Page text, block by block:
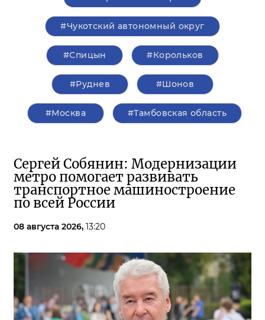
#Чукотский автономный округ
#Спицын #Корольков
#Руднев #Шонов
#Москва #Тамбовская область
Сергей Собянин: Модернизации
метро помогает развивать
транспортное машиностроение
по всей России
08 августа 2026, 13:20